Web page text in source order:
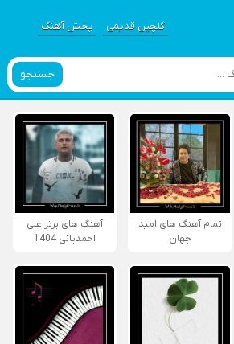
گلچین قدیمی پخش آهنگ
جستجو
تمام آهنگ های امید
جهان
آهنگ های برتر علی
احمدیانی 1404